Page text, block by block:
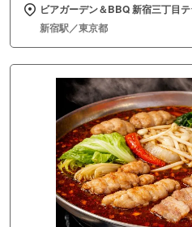
ビアガーデン＆BBQ 新宿三丁目
新宿駅／東京都